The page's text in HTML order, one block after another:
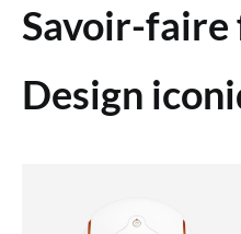
Savoir-faire
Design